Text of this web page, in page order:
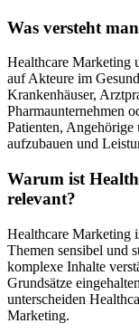
Was versteht
Healthcare Marketing
auf Akteure im
Krankenhäuser,
Pharmaunternehmen
Patienten, Angehörige
aufzubauen und
Warum ist
relevant?
Healthcare Marketing
Themen sensibel und
komplexe Inhalte
Grundsätze
unterscheiden
Marketing.